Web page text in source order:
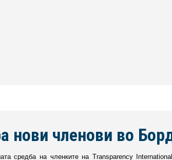
нови членови во
средба на членките на Transparency